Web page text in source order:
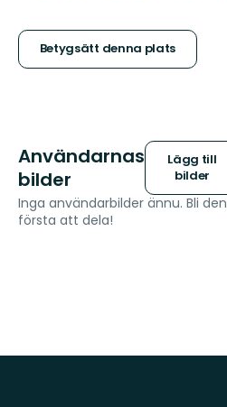
stjärnor
Betygsätt denna plats
Användarnas
bilder
Lägg till
bilder
Inga användarbilder ännu. Bli den
första att dela!